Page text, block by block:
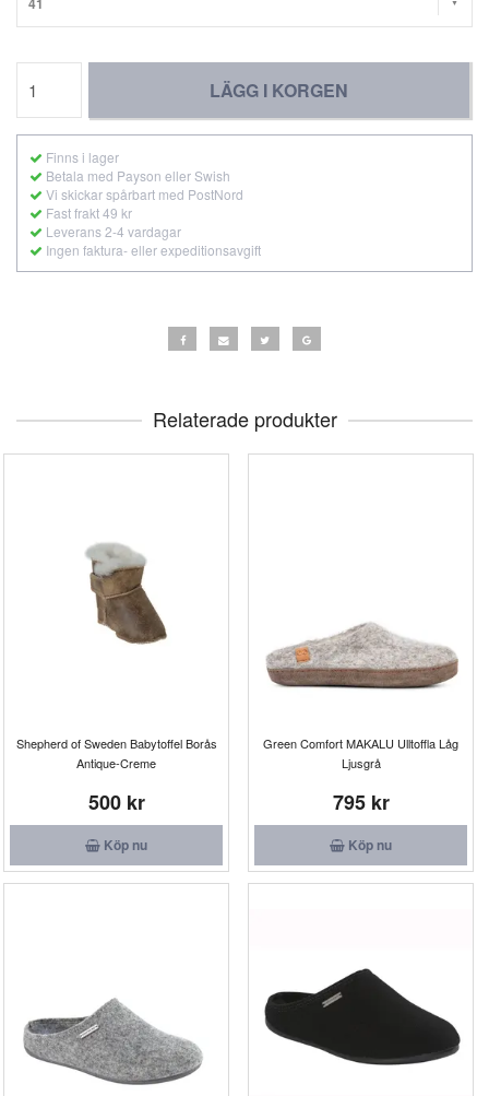
LÄGG I KORGEN
Finns i lager
Betala med Payson eller Swish
Vi skickar spårbart med PostNord
Fast frakt 49 kr
Leverans 2-4 vardagar
Ingen faktura- eller expeditionsavgift
Relaterade produkter
Shepherd of Sweden Babytoffel Borås
Antique-Creme
500 kr
Köp nu
Green Comfort MAKALU Ulltoffla Låg
Ljusgrå
795 kr
Köp nu